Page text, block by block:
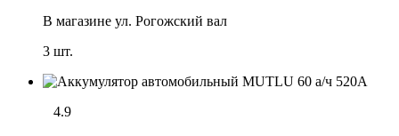
В магазине ул. Рогожский вал
3 шт.
4.9